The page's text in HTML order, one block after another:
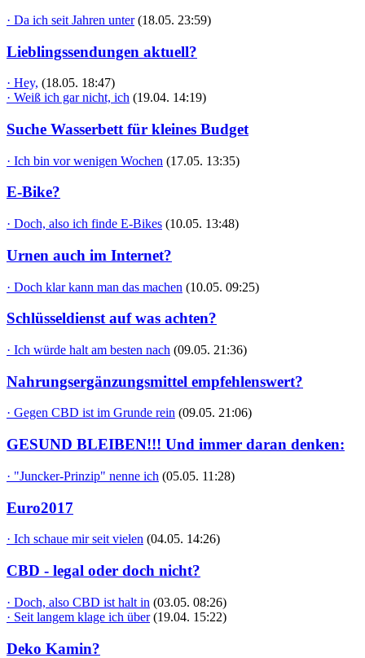
· Da ich seit Jahren unter (18.05. 23:59)
Lieblingssendungen aktuell?
· Hey, (18.05. 18:47)
· Weiß ich gar nicht, ich (19.04. 14:19)
Suche Wasserbett für kleines Budget
· Ich bin vor wenigen Wochen (17.05. 13:35)
E-Bike?
· Doch, also ich finde E-Bikes (10.05. 13:48)
Urnen auch im Internet?
· Doch klar kann man das machen (10.05. 09:25)
Schlüsseldienst auf was achten?
· Ich würde halt am besten nach (09.05. 21:36)
Nahrungsergänzungsmittel empfehlenswert?
· Gegen CBD ist im Grunde rein (09.05. 21:06)
GESUND BLEIBEN!!! Und immer daran denken:
· "Juncker-Prinzip" nenne ich (05.05. 11:28)
Euro2017
· Ich schaue mir seit vielen (04.05. 14:26)
CBD - legal oder doch nicht?
· Doch, also CBD ist halt in (03.05. 08:26)
· Seit langem klage ich über (19.04. 15:22)
Deko Kamin?